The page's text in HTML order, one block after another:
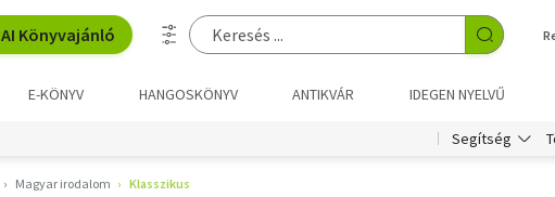
AI Könyvajánló
E-KÖNYV HANGOSKÖNYV ANTIKVÁR IDEGEN NYELVŰ
Segítség
Magyar irodalom Klasszikus